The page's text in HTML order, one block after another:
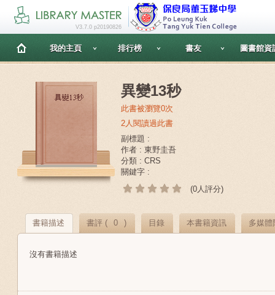
V3.7.0 p20190826
我的主頁 排行榜 書友 圖書館資
異變13秒
此書被瀏覽0次
2人閱讀過此書
副標題 :
作者 : 東野圭吾
分類 : CRS
關鍵字 :
(0人評分)
書籍描述 書評 ( 0 ) 目錄 本書籍資訊 多媒體
沒有書籍描述